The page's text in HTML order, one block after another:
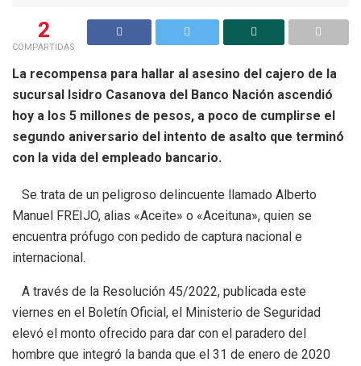
2
COMPARTIDAS
La recompensa para hallar al asesino del cajero de la
sucursal Isidro Casanova del Banco Nación ascendió
hoy a los 5 millones de pesos, a poco de cumplirse el
segundo aniversario del intento de asalto que terminó
con la vida del empleado bancario.
Se trata de un peligroso delincuente llamado Alberto
Manuel FREIJO, alias «Aceite» o «Aceituna», quien se
encuentra prófugo con pedido de captura nacional e
internacional.
A través de la Resolución 45/2022, publicada este
viernes en el Boletín Oficial, el Ministerio de Seguridad
elevó el monto ofrecido para dar con el paradero del
hombre que integró la banda que el 31 de enero de 2020